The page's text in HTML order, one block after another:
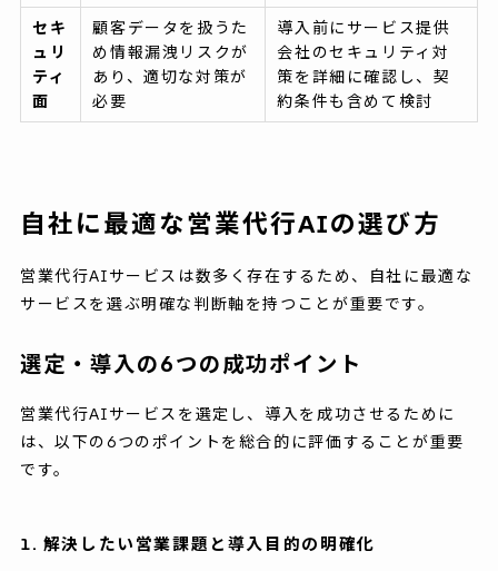
セキ
ュリ
ティ
面
顧客データを扱うた
め情報漏洩リスクが
あり、適切な対策が
必要
導入前にサービス提供
会社のセキュリティ対
策を詳細に確認し、契
約条件も含めて検討
自社に最適な営業代行AIの選び方
営業代行AIサービスは数多く存在するため、自社に最適な
サービスを選ぶ明確な判断軸を持つことが重要です。
選定・導入の6つの成功ポイント
営業代行AIサービスを選定し、導入を成功させるために
は、以下の6つのポイントを総合的に評価することが重要
です。
1. 解決したい営業課題と導入目的の明確化